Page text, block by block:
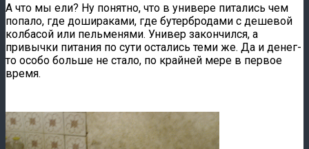
А что мы ели? Ну понятно, что в универе питались чем
попало, где дошираками, где бутербродами с дешевой
колбасой или пельменями. Универ закончился, а
привычки питания по сути остались теми же. Да и денег-
то особо больше не стало, по крайней мере в первое
время.